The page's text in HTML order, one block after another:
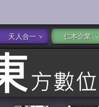
天人合一 仁本企業